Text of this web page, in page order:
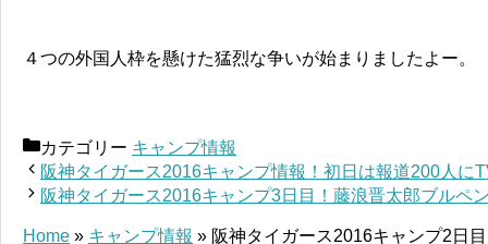
４つの外国人枠を懸けた猛烈な争いが始まりましたよー。
カテゴリー キャンプ情報
阪神タイガース2016キャンプ情報！初日は報道200人に
阪神タイガース2016キャンプ3日目！藤浪晋太郎ブルペ
Home » キャンプ情報 » 阪神タイガース2016キャンプ2日